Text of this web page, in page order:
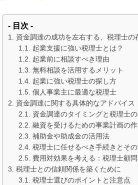
- 目次 -
資金調達の成功を左右する、税理士の
起業支援に強い税理士とは？
起業前に相談すべき理由
無料相談を活用するメリット
起業に強い税理士の探し方
個人事業主に最適な税理士
資金調達に関する具体的なアドバイス
資金調達のタイミングと税理士の
融資を受けるための事業計画の
補助金や助成金の活用法
税理士に任せるべき手続きとそ
費用対効果を考える：税理士顧
税理士との信頼関係を築くために
税理士選びのポイントと注意点